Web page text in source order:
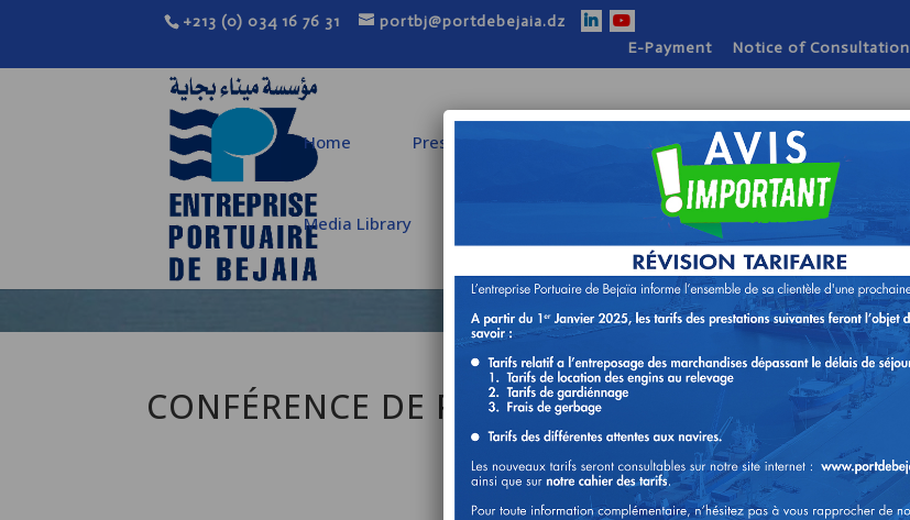
+213 (0) 034 16 76 31
portbj@portdebejaia.dz
E-Payment
Notice of Consultation
Home Presentation Our Activities Our Strengths
Media Library
CONFÉRENCE DE PLACEMENT DES NAVIRES